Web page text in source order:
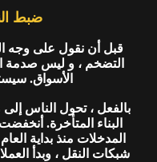
ضبط
قبل أن نقول على وجه
التضخم ، و ليس صدمة
الأسواق.
بالفعل ، تحول الناس إلى
البناء المتأخرة.
المدخلات منذ بداية
شبكات النقل ، وبدأ